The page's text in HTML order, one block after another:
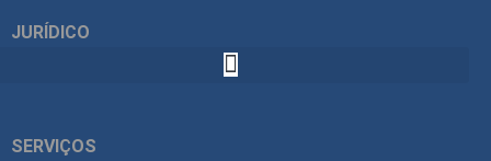
JURÍDICO
SERVIÇOS